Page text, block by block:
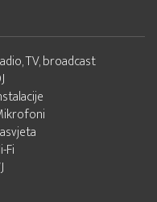
TV, broadcast
Fi